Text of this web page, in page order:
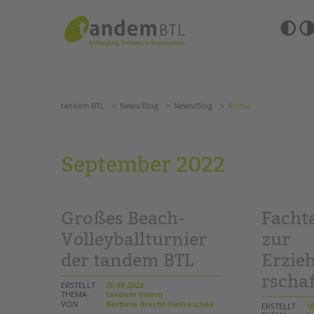
Barrierefrei-
ANGEBOTE
KITA & FRÜHE HILFEN
Grundschulen
Oberschulen
Förderzentren
Kollegs
EFöB
Schulbezogene Sozialarbeit
Tagesgruppen
HILFEN ZUR
BETREUTES
TANDEM BTL
Zertfikatskurse
Seminarkalender
tandem BTL News/Blog
tandem BTL News/Blog News/Blog Archiv
September 2022
Großes Beach-
Volleyballturnier
der tandem BTL
ERSTELLT
20.09.2022
THEMA
tandem intern
VON
Barbara Brecht-Hadraschek
zur
ERSTELLT